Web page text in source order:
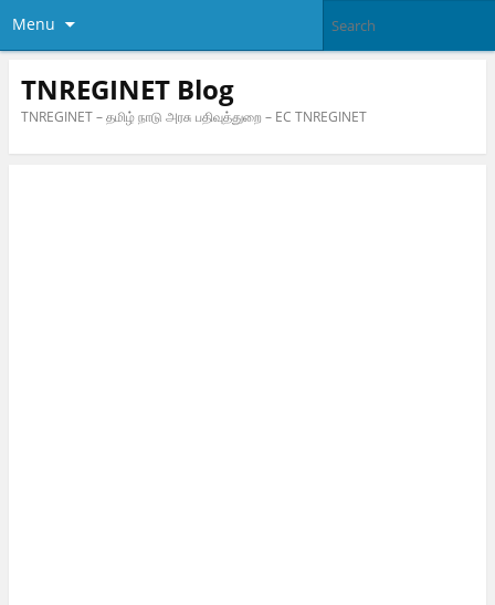
Menu
TNREGINET Blog
TNREGINET – தமிழ் நாடு அரசு பதிவுத்துறை – EC TNREGINET